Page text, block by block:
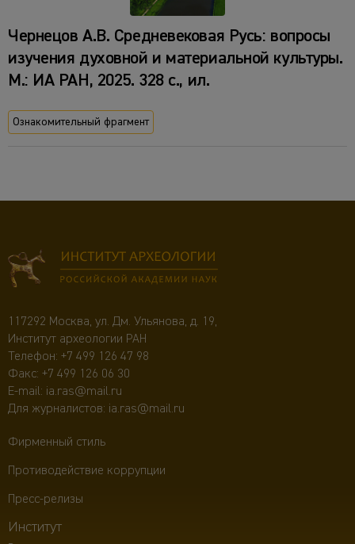
Чернецов А.В. Средневековая Русь: вопросы
изучения духовной и материальной культуры.
М.: ИА РАН, 2025. 328 с., ил.
Ознакомительный фрагмент
117292 Москва, ул. Дм. Ульянова, д. 19,
Институт археологии РАН
Телефон: +7 499 126 47 98
Факс: +7 499 126 06 30
E-mail: ia.ras@mail.ru
Для журналистов: ia.ras@mail.ru
Фирменный стиль
Противодействие коррупции
Пресс-релизы
Институт